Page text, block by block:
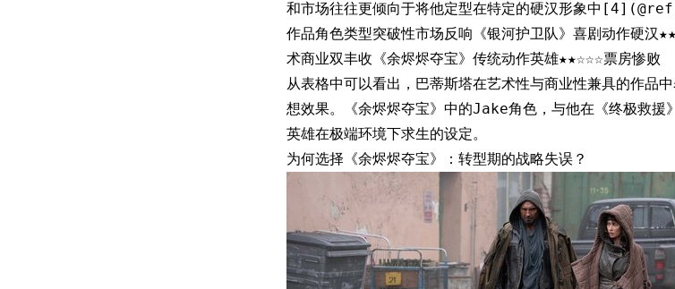
和市场往往更倾向于将他定型在特定的硬汉形象中
作品角色类型突破性市场反响《银河护卫队》喜剧动作硬
术商业双丰收《余烬烬夺宝》传统动作英雄★★☆☆☆票房惨败
从表格中可以看出，巴蒂斯塔在艺术性与商业性兼具的作品
想效果。《余烬烬夺宝》中的Jake角色，与他在《终极救援
英雄在极端环境下求生的设定。
为何选择《余烬烬夺宝》：转型期的战略失误？